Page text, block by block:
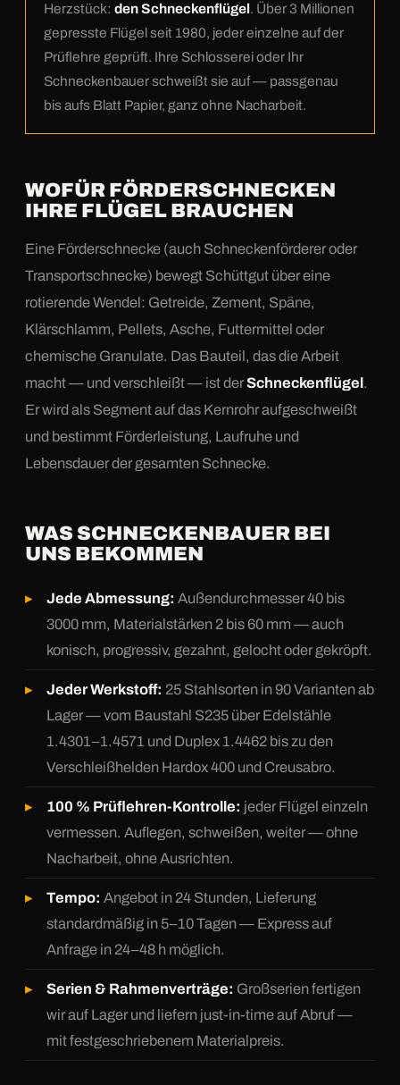
Herzstück: den Schneckenflügel. Über 3 Millionen
gepresste Flügel seit 1980, jeder einzelne auf der
Prüflehre geprüft. Ihre Schlosserei oder Ihr
Schneckenbauer schweißt sie auf — passgenau
bis aufs Blatt Papier, ganz ohne Nacharbeit.
WOFÜR FÖRDERSCHNECKEN
IHRE FLÜGEL BRAUCHEN
Eine Förderschnecke (auch Schneckenförderer oder
Transportschnecke) bewegt Schüttgut über eine
rotierende Wendel: Getreide, Zement, Späne,
Klärschlamm, Pellets, Asche, Futtermittel oder
chemische Granulate. Das Bauteil, das die Arbeit
macht — und verschleißt — ist derSchneckenflügel .
Er wird als Segment auf das Kernrohr aufgeschweißt
und bestimmt Förderleistung, Laufruhe und
Lebensdauer der gesamten Schnecke.
WAS SCHNECKENBAUER BEI
UNS BEKOMMEN
Jede Abmessung: Außendurchmesser 40 bis
3000 mm, Materialstärken 2 bis 60 mm — auch
konisch, progressiv, gezahnt, gelocht oder gekröpft.
Jeder Werkstoff: 25 Stahlsorten in 90 Varianten ab
Lager — vom Baustahl S235 über Edelstähle
1.4301–1.4571 und Duplex 1.4462 bis zu den
Verschleißhelden Hardox 400 und Creusabro.
100 % Prüflehren-Kontrolle: jeder Flügel einzeln
vermessen. Auflegen, schweißen, weiter — ohne
Nacharbeit, ohne Ausrichten.
Tempo: Angebot in 24 Stunden, Lieferung
standardmäßig in 5–10 Tagen — Express auf
Anfrage in 24–48 h möglich.
Serien & Rahmenverträge: Großserien fertigen
wir auf Lager und liefern just-in-time auf Abruf —
mit festgeschriebenem Materialpreis.